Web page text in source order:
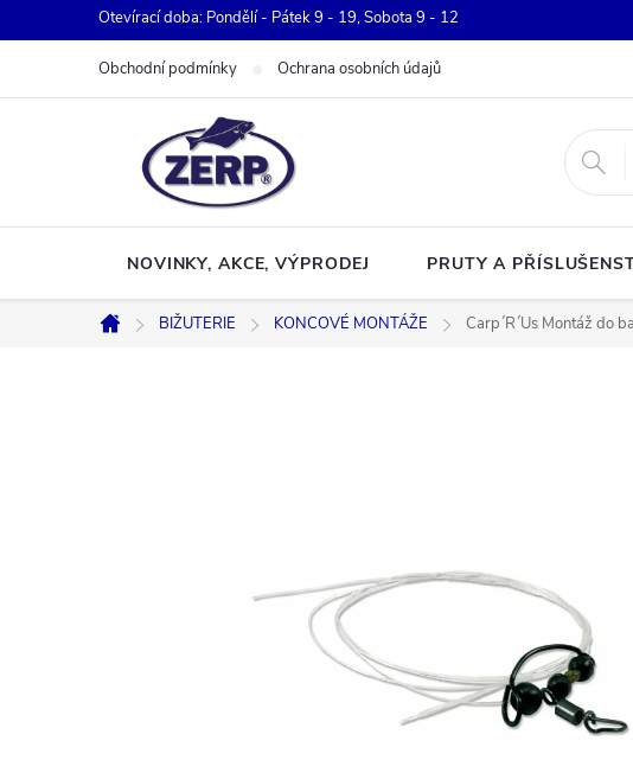
na
Otevírací doba: Pondělí - Pátek 9 - 19, Sobota 9 - 12
Obchodní podmínky Ochrana osobních údajů
NOVINKY, AKCE, VÝPRODEJ PRUTY A
Domů
BIŽUTERIE KONCOVÉ MONTÁŽE Carp´R´Us Montáž do